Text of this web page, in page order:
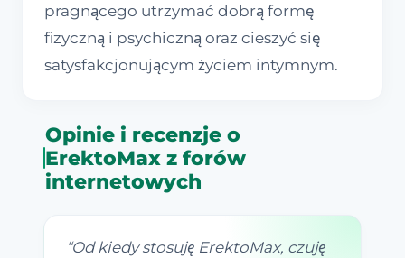
pragnącego utrzymać dobrą formę
fizyczną i psychiczną oraz cieszyć się
satysfakcjonującym życiem intymnym.
Opinie i recenzje o
ErektoMax z forów
internetowych
“Od kiedy stosuję ErektoMax, czuję